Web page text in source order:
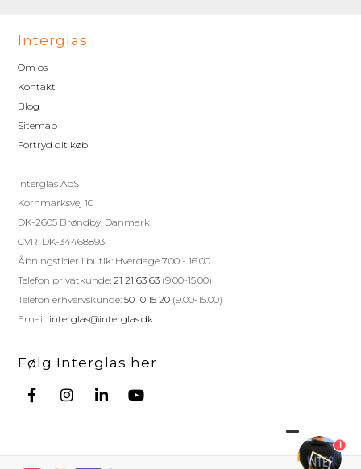
Interglas
Om os
Kontakt
Blog
Sitemap
Fortryd dit køb
Interglas ApS
Kornmarksvej 10
DK-2605 Brøndby, Danmark
CVR: DK-34468893
Åbningstider i butik: Hverdage 7.00 - 16.00
Telefon privatkunde:21 21 63 63 (9.00-15.00)
Telefon erhvervskunde:50 10 15 20 (9.00-15.00)
Email: interglas@interglas.dk
Følg Interglas her
1